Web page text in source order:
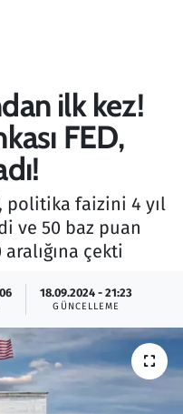
ilk kez!
FED,
politika faizini 4 yıl
ve 50 baz puan
çekti
18.09.2024 - 21:23
GÜNCELLEME